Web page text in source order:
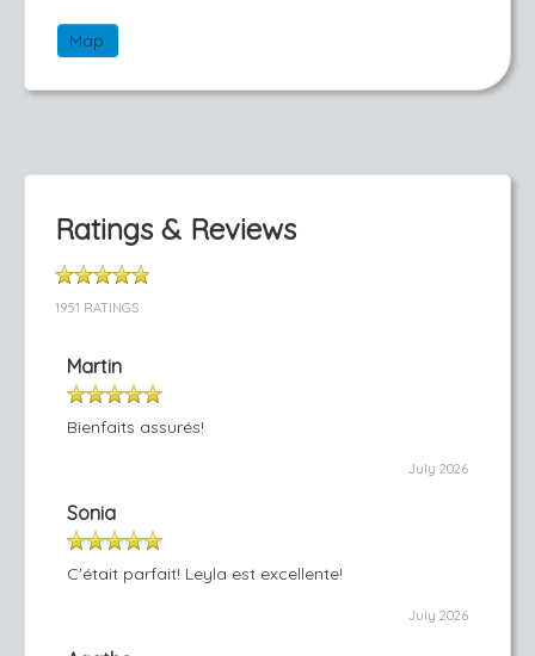
Map
Ratings & Reviews
1951 RATINGS
Martin
Bienfaits assurés!
July 2026
Sonia
C'était parfait! Leyla est excellente!
July 2026